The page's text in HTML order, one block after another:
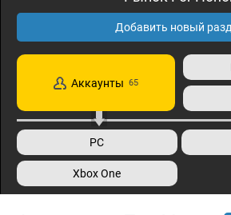
Добавить новый
Аккаунты 65
PC
Xbox One